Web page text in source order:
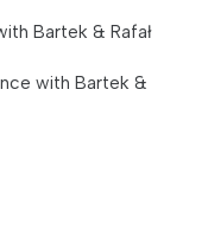
Bartek & Rafał
with Bartek &